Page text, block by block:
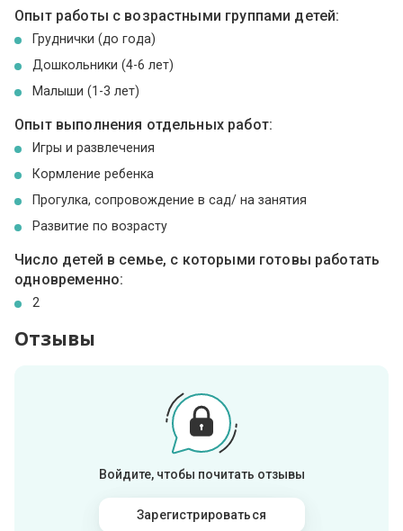
Опыт работы с возрастными группами детей:
Груднички (до года)
Дошкольники (4-6 лет)
Малыши (1-3 лет)
Опыт выполнения отдельных работ:
Игры и развлечения
Кормление ребенка
Прогулка, сопровождение в сад/ на занятия
Развитие по возрасту
Число детей в семье, с которыми готовы работать
одновременно:
2
Отзывы
Войдите, чтобы почитать отзывы
Зарегистрироваться